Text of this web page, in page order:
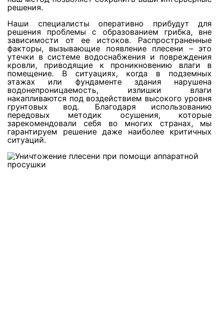
Просушка холодных чердаков и мансард
Сушка скатной кровли
Просушка плоской кровли
Просушка утеплителя в кровле
Просушка пеноплекса
Просушка минеральной ваты
решения.
Наши специалисты оперативно прибудут для
решения проблемы с образованием грибка, вне
зависимости от ее истоков. Распространенные
факторы, вызывающие появление плесени – это
утечки в системе водоснабжения и повреждения
кровли, приводящие к проникновению влаги в
помещение. В ситуациях, когда в подземных
этажах или фундаменте здания нарушена
водонепроницаемость, излишки влаги
накапливаются под воздействием высокого уровня
грунтовых вод. Благодаря использованию
передовых методик осушения, которые
зарекомендовали себя во многих странах, мы
гарантируем решение даже наиболее критичных
ситуаций.